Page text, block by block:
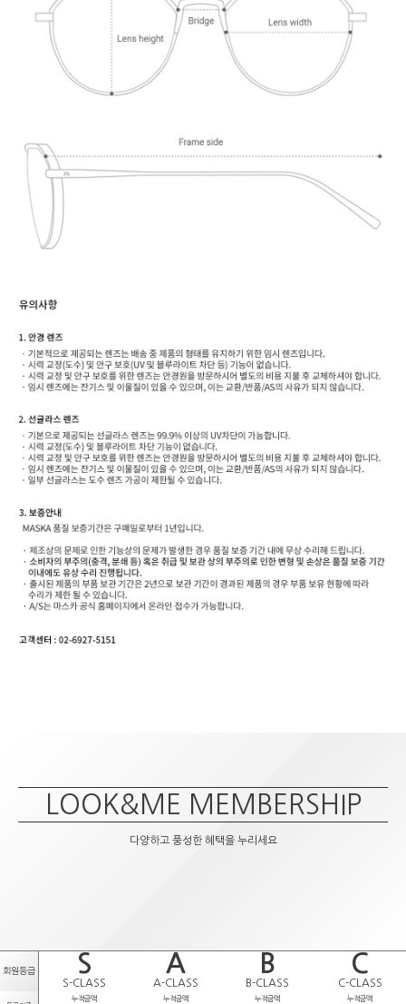
LOOK&ME MEMBERSHIP
다양하고 풍성한 혜택을 누리세요
회원등급 S A B C
S-CLASS A-CLASS B-CLASS C-CLASS
누적금액 누적금액 누적금액 누적금액